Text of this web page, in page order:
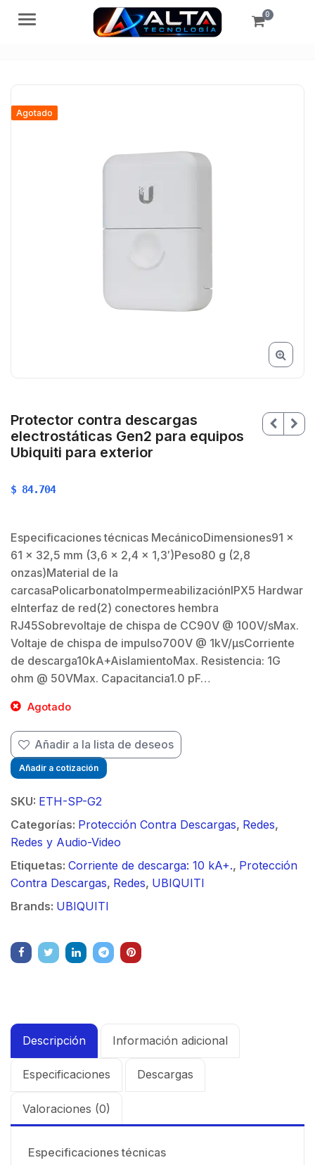
Menú 0
Agotado
Protector contra descargas
electrostáticas Gen2 para equipos
Ubiquiti para exterior
$
$ 84.704
Especificaciones técnicas MecánicoDimensiones91 x
61 x 32,5 mm (3,6 x 2,4 x 1,3′)Peso80 g (2,8
onzas)Material de la
carcasaPolicarbonatoImpermeabilizaciónIPX5 Hardwar
eInterfaz de red(2) conectores hembra
RJ45Sobrevoltaje de chispa de CC90V @ 100V/sMax.
Voltaje de chispa de impulso700V @ 1kV/μsCorriente
de descarga10kA+AislamientoMax. Resistencia: 1G
ohm @ 50VMax. Capacitancia1.0 pF…
Agotado
Añadir a la lista de deseos
Añadir a cotización
SKU: ETH-SP-G2
Categorías: Protección Contra Descargas, Redes,
Redes y Audio-Video
Etiquetas: Corriente de descarga: 10 kA+., Protección
Contra Descargas, Redes, UBIQUITI
Brands: UBIQUITI
Descripción Información adicional
Especificaciones Descargas
Valoraciones (0)
Especificaciones técnicas